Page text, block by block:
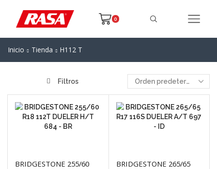
0
Inicio Tienda H112 T
Filtros
BRIDGESTONE 255/60
BRIDGESTONE 265/65